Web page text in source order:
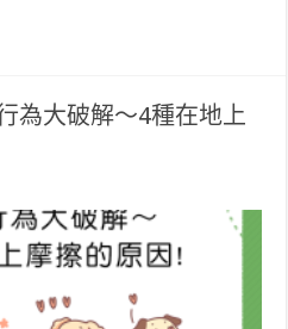
為大破解～4種在地上